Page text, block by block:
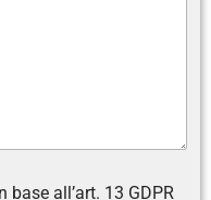
all’art. 13 GDPR